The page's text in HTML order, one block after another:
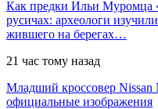
Как предки Ильи Муромца
русичах: археологи
жившего на берегах…
21 час тому назад
Младший кроссовер Nissan
официальные изображения